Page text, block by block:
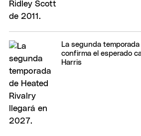
La segunda
confirma el esperado
Harris